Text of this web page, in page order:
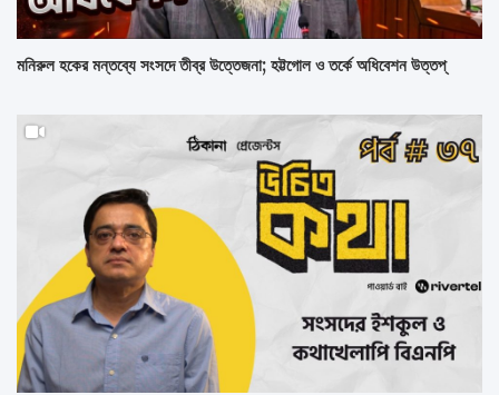
মনিরুল হকের মন্তব্যে সংসদে তীব্র উত্তেজনা; হট্টগোল ও তর্কে অধিবেশন উত্তপ্